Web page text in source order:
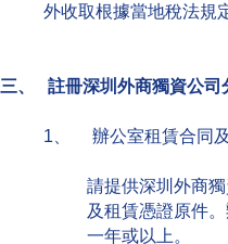
外收取根據當地稅法規
三、 註冊深圳外商獨資公司
1、 辦公室租賃合同
請提供深圳外商
及租賃憑證原件
一年或以上。